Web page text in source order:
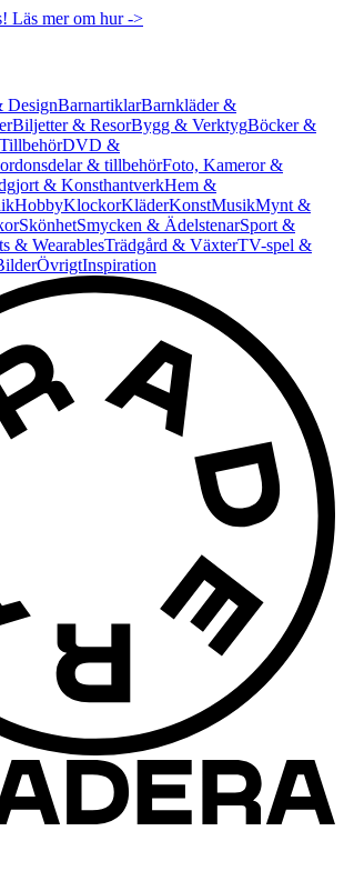
Läs mer om hur ->
DesignBarnartiklarBarnkläder &
Biljetter & ResorBygg & VerktygBöcker &
DVD &
& tillbehörFoto, Kameror &
& KonsthantverkHem &
HobbyKlockorKläderKonstMusikMynt &
SkönhetSmycken & ÄdelstenarSport &
& WearablesTrädgård & VäxterTV-spel &
ÖvrigtInspiration